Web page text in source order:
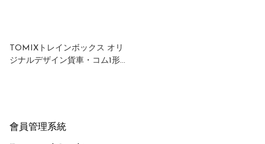
TOMIXトレインボックス オリ
ジナルデザイン貨車・コム1形
會員管理系統